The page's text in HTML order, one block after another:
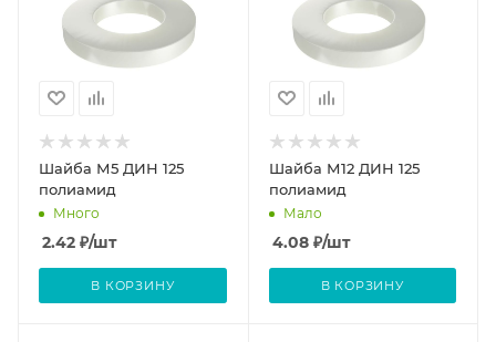
Шайба М5 ДИН 125
полиамид
Много
2.42 ₽/шт
В КОРЗИНУ
Шайба М12 ДИН 125
полиамид
Мало
4.08₽/шт
В КОРЗИНУ